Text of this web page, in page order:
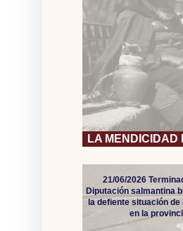
LA
21/06/2026
Diputación salmantina
la defiente situación
en la